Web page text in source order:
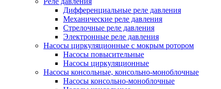
Дифференциальные реле давления
Механические реле давления
Стрелочные реле давления
Электронные реле давления
Насосы циркуляционные с мокрым ротором
Насосы повысительные
Насосы циркуляционные
Насосы консольные, консольно-моноблочные
Насосы консольно-моноблочные